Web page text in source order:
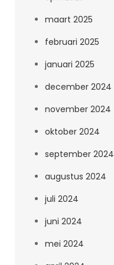
maart 2025
februari 2025
januari 2025
december 2024
november 2024
oktober 2024
september 2024
augustus 2024
juli 2024
juni 2024
mei 2024